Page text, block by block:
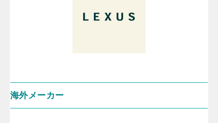
海外メーカー